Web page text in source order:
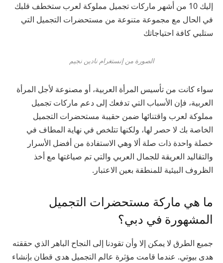
إليك 10 من أشهر ماركات تجميل مملوكة لعرب ستخطف قلبك
في الحال مع مجموعة متنوعة من مستحضرات التجميل التي
ستلبي كافة احتياجاتك
الصورة من إنستغرام نادين نجيم
سواء كانت من تأسيس المرأة العربية، أو مصنوعة لأجل المرأة
العربية، فإن الأسباب التي تدفعك إلى دعم ماركات تجميل
مملوكة لعرب واقتنائها ضمن حقيبة مستحضرات التجميل
الخاصة بك لا حصر لها، ولكنها تتلخص في نهاية المطاف في
خصلة واحدة ذات صلة ألا وهي الاستفادة من أفضل الأسرار
والتقاليد العريقة للجمال العربي والتي تم صياغتها مع أخذ
الظروف البيئية للمنطقة بعين الاعتبار.
ما هي ماركة مستحضرات التجميل
المشهورة في دبي؟
جميع الطرق لا يمكن إلا وأن تقودنا إلى النجاح الباهر الذي حققته
هدى بيوتي. عندما قامت مؤثرة عالم التجميل هدى قطان بإنشاء